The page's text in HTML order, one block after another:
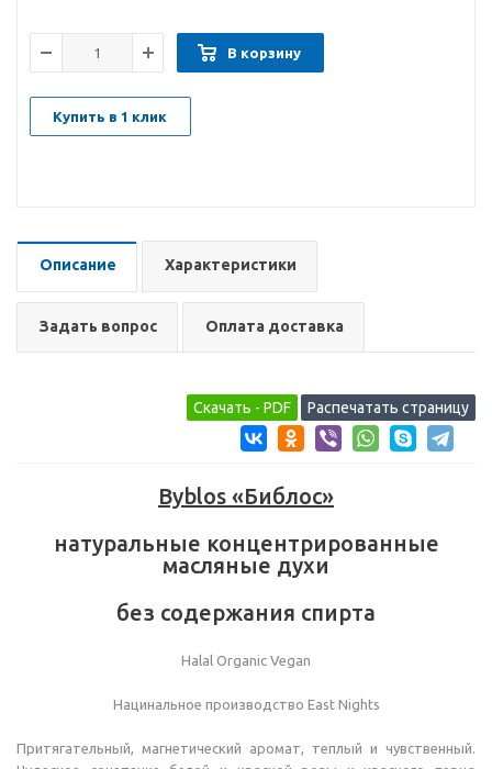
В корзину
Купить в 1 клик
Описание Характеристики
Задать вопрос Оплата доставка
Byblos «Библос»
натуральные концентрированные
масляные духи
без содержания спирта
Halal Organic Vegan
Нацинальное производство East Nights
Притягательный, магнетический аромат, теплый и чувственный.